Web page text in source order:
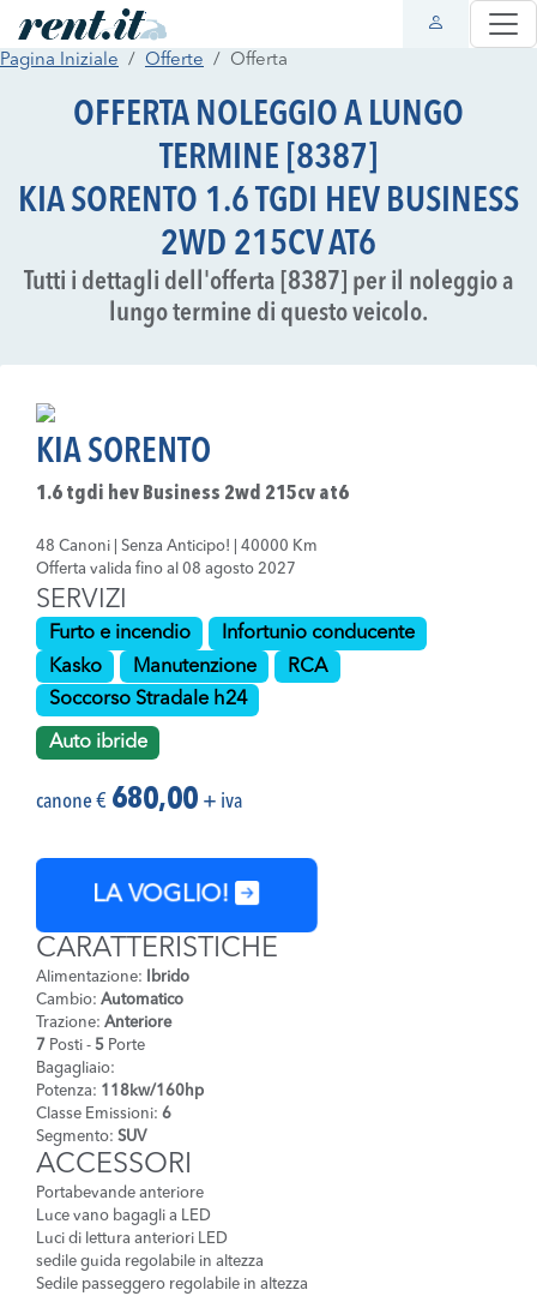
Pagina Iniziale Offerte Offerta
OFFERTA NOLEGGIO A LUNGO
TERMINE [8387]
KIA SORENTO 1.6 TGDI HEV BUSINESS
2WD 215CV AT6
Tutti i dettagli dell'offerta [8387] per il noleggio a
lungo termine di questo veicolo.
KIA SORENTO
1.6 tgdi hev Business 2wd 215cv at6
48 Canoni | Senza Anticipo! | 40000 Km
Offerta valida fino al 08 agosto 2027
SERVIZI
Furto e incendio
Infortunio conducente
Kasko
Manutenzione
RCA
Soccorso Stradale h24
Auto ibride
canone € 680,00 + iva
LA VOGLIO!
CARATTERISTICHE
Alimentazione:
Ibrido
Cambio: Automatico
Trazione: Anteriore
7 Posti - 5 Porte
Bagagliaio:
Potenza: 118kw/160hp
Classe Emissioni: 6
Segmento: SUV
ACCESSORI
Portabevande anteriore
Luce vano bagagli a LED
Luci di lettura anteriori LED
sedile guida regolabile in altezza
Sedile passeggero regolabile in altezza